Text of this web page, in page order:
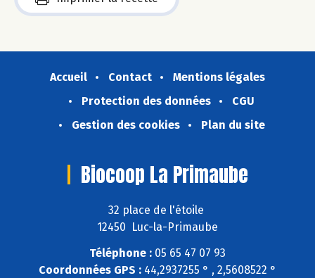
Accueil Contact
Mentions légales
Protection des données
CGU
Gestion des cookies
Plan du site
Biocoop La Primaube
32 place de l'étoile
12450 Luc-la-Primaube
Téléphone : 05 65 47 07 93
Coordonnées GPS : 44,2937255 ° , 2,5608522 °